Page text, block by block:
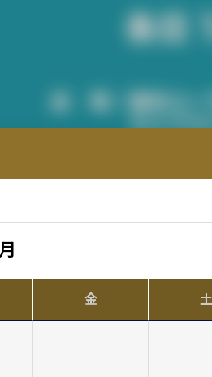
金 土